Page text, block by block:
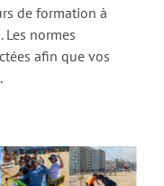
de formation à
Les normes
afin que vos